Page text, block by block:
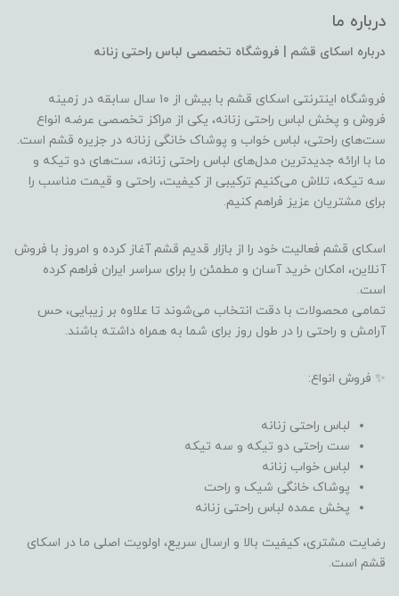
درباره ما
درباره اسکای قشم | فروشگاه تخصصی لباس راحتی زنانه
فروشگاه اینترنتی اسکای قشم با بیش از ۱۰ سال سابقه در زمینه
فروش و پخش لباس راحتی زنانه، یکی از مراکز تخصصی عرضه انواع
ست‌های راحتی، لباس خواب و پوشاک خانگی زنانه در جزیره قشم است.
ما با ارائه جدیدترین مدل‌های لباس راحتی زنانه، ست‌های دو تیکه و
سه تیکه، تلاش می‌کنیم ترکیبی از کیفیت، راحتی و قیمت مناسب را
برای مشتریان عزیز فراهم کنیم.
اسکای قشم فعالیت خود را از بازار قدیم قشم آغاز کرده و امروز با فروش
آنلاین، امکان خرید آسان و مطمئن را برای سراسر ایران فراهم کرده
است.
تمامی محصولات با دقت انتخاب می‌شوند تا علاوه بر زیبایی، حس
آرامش و راحتی را در طول روز برای شما به همراه داشته باشند.
✨ فروش انواع:
لباس راحتی زنانه
ست راحتی دو تیکه و سه تیکه
لباس خواب زنانه
پوشاک خانگی شیک و راحت
پخش عمده لباس راحتی زنانه
رضایت مشتری، کیفیت بالا و ارسال سریع، اولویت اصلی ما در اسکای
قشم است.